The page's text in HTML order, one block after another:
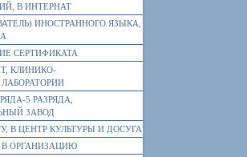
В ИНТЕРНАТ
ИНОСТРАННОГО ЯЗЫКА,
СЕРТИФИКАТА
КЛИНИКО-
5 РАЗРЯДА,
ЗАВОД
В ЦЕНТР КУЛЬТУРЫ И ДОСУГА
В ОРГАНИЗАЦИЮ